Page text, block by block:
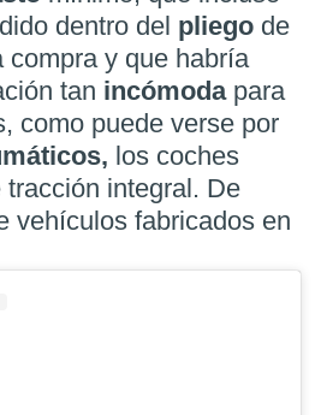
dentro del pliego de
compra y que habría
tan incómoda para
como puede verse por
los coches
integral. De
vehículos fabricados en